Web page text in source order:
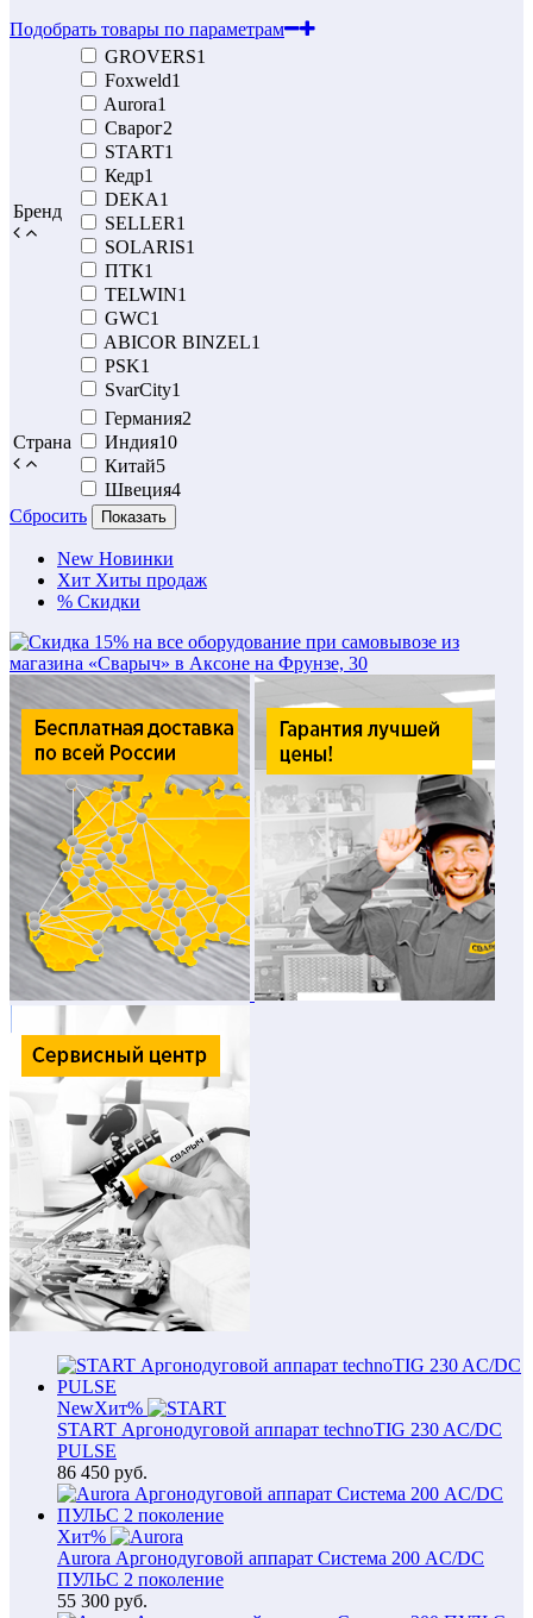
Подобрать товары по параметрам
Бренд
GROVERS1
Foxweld1
Aurora1
Сварог2
START1
Кедр1
DEKA1
SELLER1
SOLARIS1
ПТК1
TELWIN1
GWC1
ABICOR BINZEL1
PSK1
SvarCity1
Страна
Германия2
Индия10
Китай5
Швеция4
Сбросить
Показать
New Новинки
Хит Хиты продаж
% Скидки
NewХит%
START Аргонодуговой аппарат technoTIG 230 AC/DC
PULSE
86 450 руб.
Хит%
Aurora Аргонодуговой аппарат Система 200 AC/DC
ПУЛЬС 2 поколение
55 300 руб.